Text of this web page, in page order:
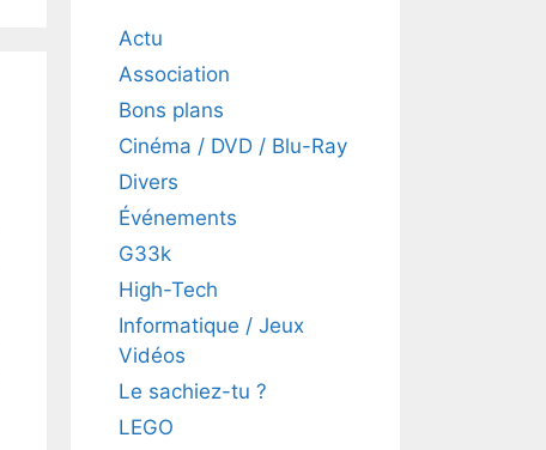
Actu
Association
Bons plans
Cinéma / DVD / Blu-Ray
Divers
Événements
G33k
High-Tech
Informatique / Jeux
Vidéos
Le sachiez-tu ?
LEGO